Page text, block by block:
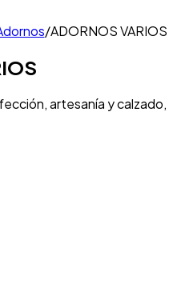
/ADORNOS VARIOS
artesanía y